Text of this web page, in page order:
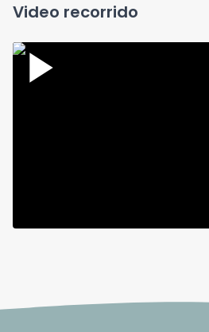
Video recorrido